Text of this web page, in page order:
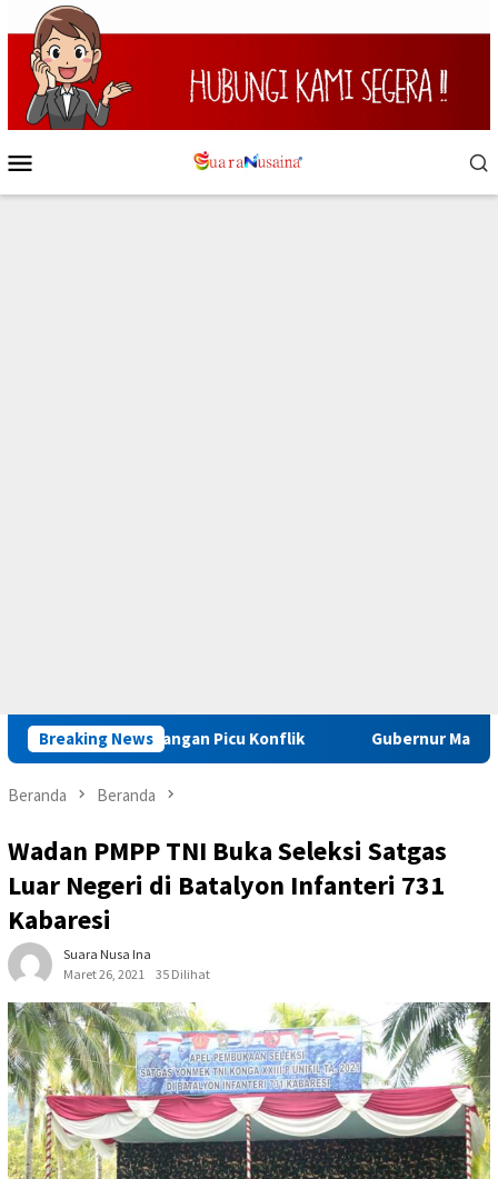
Loncat
ke
konten
Mobile
Breaking News
Jangan Picu Konflik Gubernur Maluku : Pelaku
Beranda Beranda
Wadan PMPP TNI Buka Seleksi Satgas
Luar Negeri di Batalyon Infanteri 731
Kabaresi
Suara Nusa Ina
Maret 26, 2021
35 Dilihat